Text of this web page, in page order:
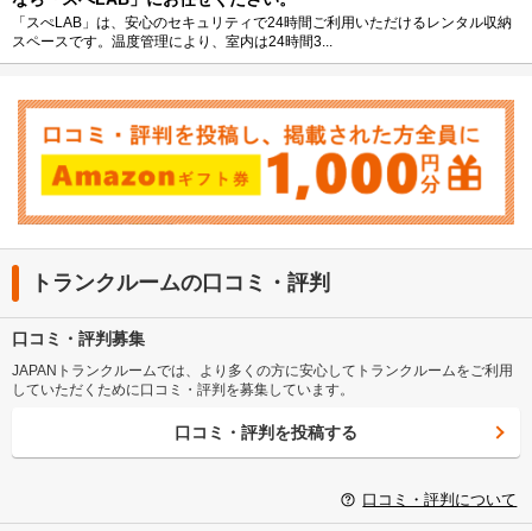
「スぺLAB」は、安心のセキュリティで24時間ご利用いただけるレンタル収納
スペースです。温度管理により、室内は24時間3...
トランクルームの口コミ・評判
口コミ・評判募集
JAPANトランクルームでは、より多くの方に安心してトランクルームをご利用
していただくために口コミ・評判を募集しています。
口コミ・評判を投稿する
口コミ・評判について